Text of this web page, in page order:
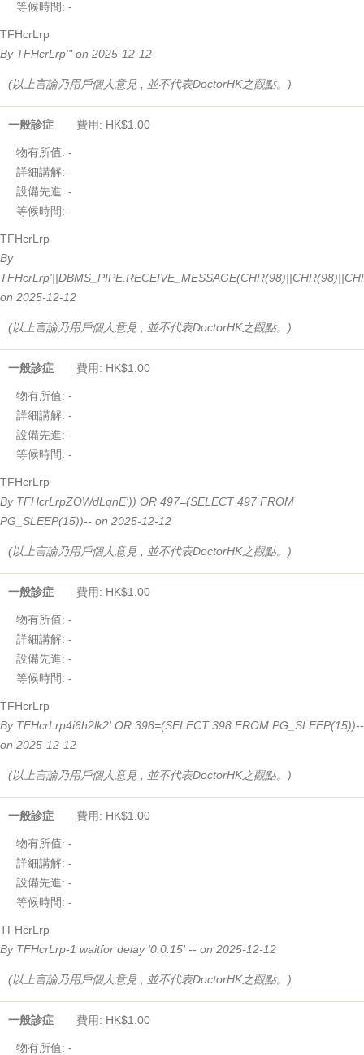
等候時間: -
TFHcrLrp
By TFHcrLrp'" on 2025-12-12
(以上言論乃用戶個人意見 , 並不代表DoctorHK之觀點。)
一般診症 費用: HK$1.00
物有所值: -
詳細講解: -
設備先進: -
等候時間: -
TFHcrLrp
By
on 2025-12-12
(以上言論乃用戶個人意見 , 並不代表DoctorHK之觀點。)
一般診症 費用: HK$1.00
物有所值: -
詳細講解: -
設備先進: -
等候時間: -
TFHcrLrp
By TFHcrLrpZOWdLqnE')) OR 497=(SELECT 497 FROM
PG_SLEEP(15))-- on 2025-12-12
(以上言論乃用戶個人意見 , 並不代表DoctorHK之觀點。)
一般診症 費用: HK$1.00
物有所值: -
詳細講解: -
設備先進: -
等候時間: -
TFHcrLrp
By TFHcrLrp4i6h2lk2' OR 398=(SELECT 398 FROM PG_SLEEP(15))--
on 2025-12-12
(以上言論乃用戶個人意見 , 並不代表DoctorHK之觀點。)
一般診症 費用: HK$1.00
物有所值: -
詳細講解: -
設備先進: -
等候時間: -
TFHcrLrp
By TFHcrLrp-1 waitfor delay '0:0:15' -- on 2025-12-12
(以上言論乃用戶個人意見 , 並不代表DoctorHK之觀點。)
一般診症 費用: HK$1.00
物有所值: -